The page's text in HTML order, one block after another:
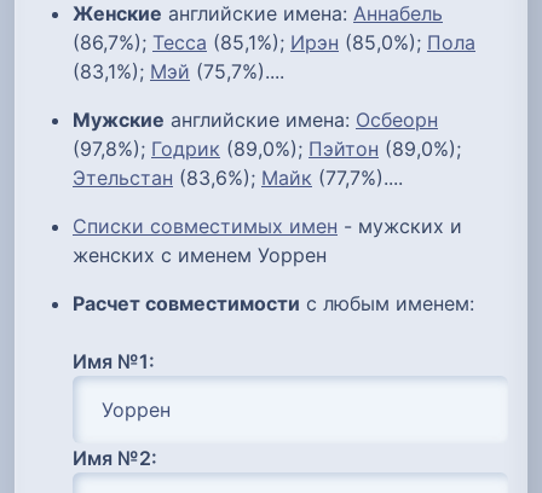
Женские английские имена: Аннабель
(86,7%); Тесса (85,1%); Ирэн (85,0%); Пола
(83,1%); Мэй (75,7%)....
Мужские английские имена: Осбеорн
(97,8%); Годрик (89,0%); Пэйтон (89,0%);
Этельстан (83,6%); Майк (77,7%)....
Списки совместимых имен - мужских и
женских с именем Уоррен
Расчет совместимости с любым именем:
Имя №1:
Имя №2: